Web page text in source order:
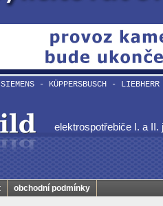
- KÜPPERSBUSCH -
elektrospotřebiče I. a
obchodní podmínky